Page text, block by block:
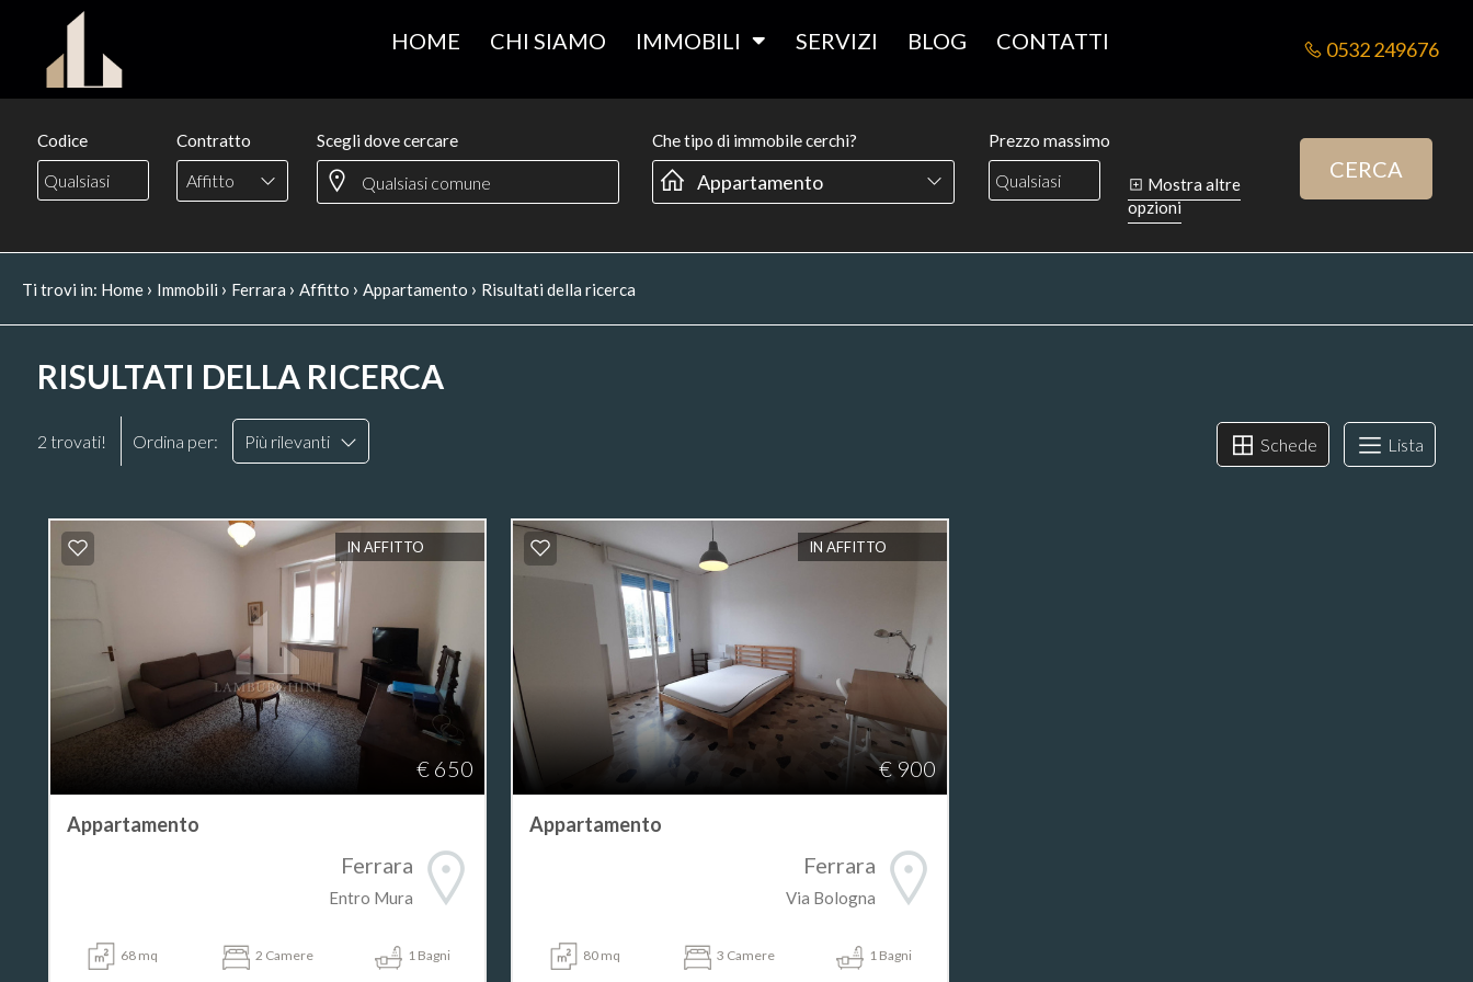
HOME CHI SIAMO IMMOBILI SERVIZI BLOG CONTATTI 0532 249676
Codice Contratto
Affitto
Scegli dove cercare Che tipo di immobile cerchi? Prezzo massimo
Mostra altre
opzioni
CERCA
Ti trovi in: Home › Immobili › Ferrara › Affitto › Appartamento › Risultati della ricerca
RISULTATI DELLA RICERCA
2 trovati! Ordina per: Più rilevanti Schede Lista
IN AFFITTO
€ 650
Appartamento
Ferrara
Entro Mura
68 mq 2 Camere 1 Bagni
IN AFFITTO
€ 900
Appartamento
Ferrara
Via Bologna
80 mq 3 Camere 1 Bagni